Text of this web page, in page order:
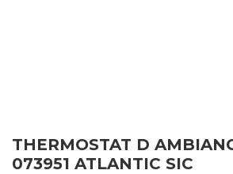
THERMOSTAT D
073951 ATLANTIC SIC